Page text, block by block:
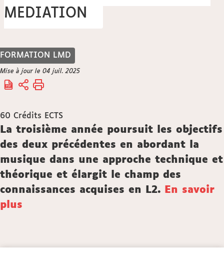
FORMATION LMD
MEDIATION
Vous
êtes
Accueil
Mise à jour le 04 juil. 2025
60 Crédits ECTS
Description
La troisième année poursuit les objectifs
des deux précédentes en abordant la
musique dans une approche technique et
théorique et élargit le champ des
connaissances acquises en L2.
En savoir
plus